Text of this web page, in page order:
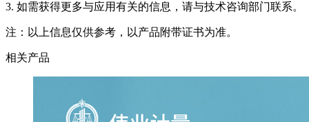
3. 如需获得更多与应用有关的信息，请与技术咨询部门联系。
注：以上信息仅供参考，以产品附带证书为准。
相关产品